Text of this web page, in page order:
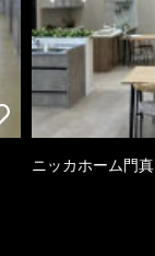
ニッカホーム門